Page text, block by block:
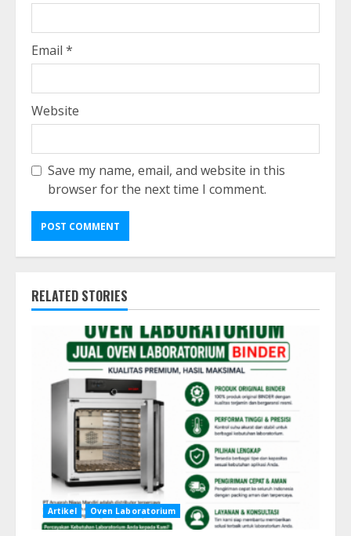
Email *
Website
Save my name, email, and website in this
browser for the next time I comment.
RELATED STORIES
Artikel Oven Laboratorium